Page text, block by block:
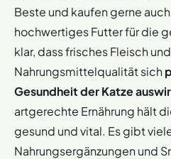
Beste und kaufen gerne
hochwertiges Futter für die
klar, dass frisches Fleisch
Nahrungsmittelqualität sich
Gesundheit der Katze
artgerechte Ernährung hält
gesund und vital. Es gibt
Nahrungsergänzungen und